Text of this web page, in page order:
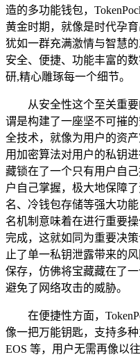
造的多功能钱包，
黄金时期，就像是时代孕
犹如一群充满激情与智慧
安全、便捷、功能丰富的
研,精心雕琢每一个细节。
从安全性这个至关重
谓是构建了一座坚不可摧
全技术，就像为用户的资
用加密算法对用户的私钥
藏锁在了一个只有用户自
户自己掌握，极大地保障
名、冷钱包存储等强大功
名机制意味着在进行重要
完成，这就如同为重要决
止了单一私钥泄露带来的
保存，仿佛将宝藏藏在了
避免了网络攻击的威胁。
在便捷性方面，
像一把万能钥匙，支持多
EOS 等，用户无需再像以